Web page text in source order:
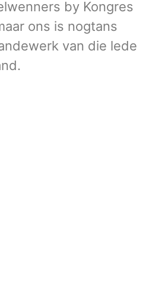
by Kongres
ons is nogtans
van die lede